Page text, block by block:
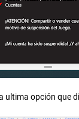
ultima opción que